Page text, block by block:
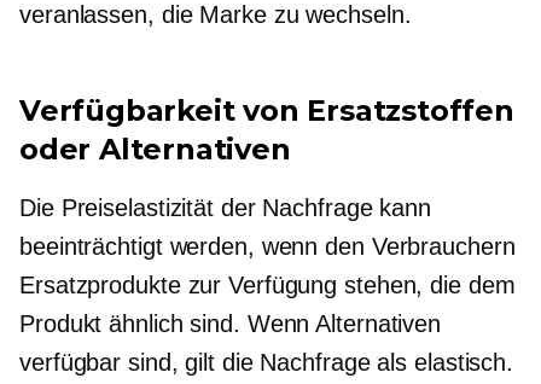
veranlassen, die Marke zu wechseln.
Verfügbarkeit von Ersatzstoffen
oder Alternativen
Die Preiselastizität der Nachfrage kann
beeinträchtigt werden, wenn den Verbrauchern
Ersatzprodukte zur Verfügung stehen, die dem
Produkt ähnlich sind. Wenn Alternativen
verfügbar sind, gilt die Nachfrage als elastisch.